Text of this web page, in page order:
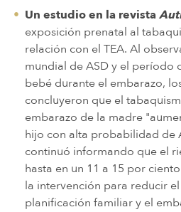
Un estudio en la revista
exposición prenatal al
relación con el TEA. Al
mundial de ASD y el período
bebé durante el embarazo,
concluyeron que el
embarazo de la madre
hijo con alta probabilidad de
continuó informando que el
hasta en un 11 a 15 por
la intervención para reducir
planificación familiar y el